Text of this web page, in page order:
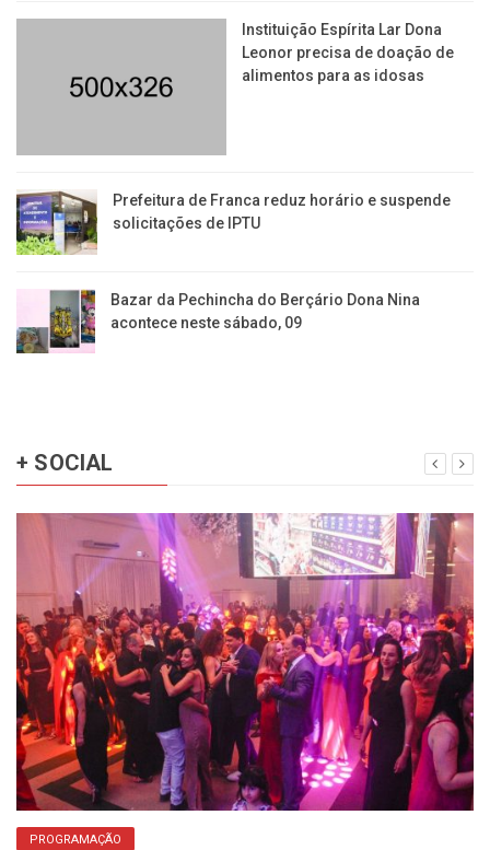
Instituição Espírita Lar Dona
Leonor precisa de doação de
alimentos para as idosas
​Prefeitura de Franca reduz horário e suspende
solicitações de IPTU
Bazar da Pechincha do Berçário Dona Nina
acontece neste sábado, 09
+ SOCIAL
PROGRAMAÇÃO